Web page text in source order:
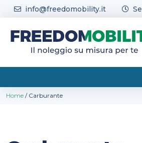
Skip to content
info@freedomobility.it
Home / Carburante